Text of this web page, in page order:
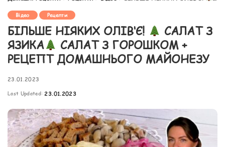
Відео Рецепти
БІЛЬШЕ НІЯКИХ ОЛІВ‘Є!
САЛАТ З
ЯЗИКА
САЛАТ З ГОРОШКОМ +
РЕЦЕПТ ДОМАШНЬОГО МАЙОНЕЗУ
23.01.2023
Last Updated: 23.01.2023